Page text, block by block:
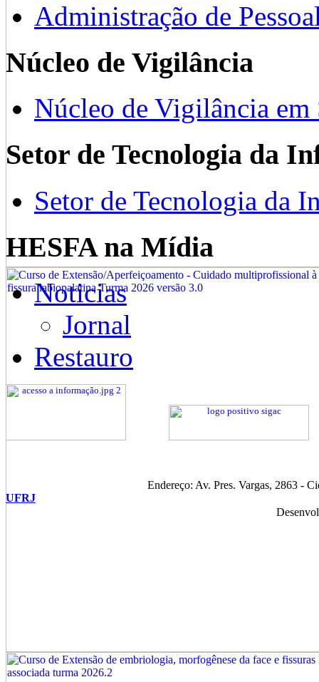
Administração de
Núcleo de Vigilância
Núcleo de Vigilância em
Setor de Tecnologia da
Setor de Tecnologia da
HESFA na Mídia
Noticias
Jornal
Restauro
Endereço: Av. Pres. Vargas, 2863 -
UFRJ